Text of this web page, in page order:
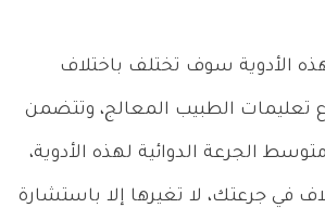
الأدوية سوف تختلف باختلاف
تعليمات الطبيب المعالج، وتتضمن
الجرعة الدوائية لهذه الأدوية،
في جرعتك، لا تغيرها إلا باستشارة